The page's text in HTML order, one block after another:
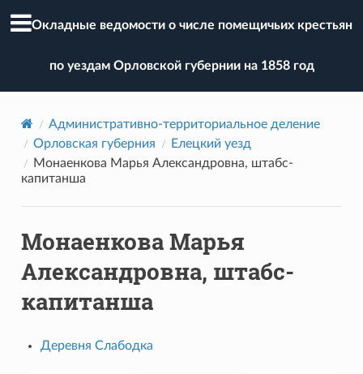
Окладные ведомости о числе помещичьих крестьян
по уездам Орловской губернии на 1858 год
Административно-территориальное деление
Орловская губерния
Елецкий уезд
Монаенкова Марья Александровна, штабс-
капитанша
Монаенкова Марья
Александровна, штабс-
капитанша
Деревня Слабодка